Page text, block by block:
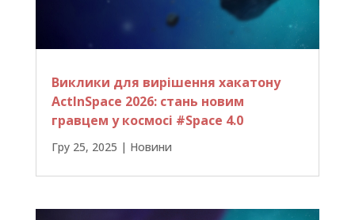
Виклики для вирішення хакатону
ActInSpace 2026: стань новим
гравцем у космосі #Space 4.0
Гру 25, 2025 | Новини